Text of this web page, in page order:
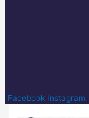
Facebook Instagram